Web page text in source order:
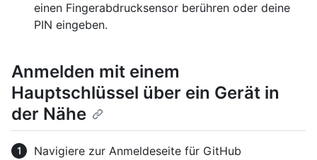
einen Fingerabdrucksensor berühren oder deine
PIN eingeben.
Anmelden mit einem
Hauptschlüssel über ein Gerät in
der Nähe
Navigiere zur Anmeldeseite für GitHub